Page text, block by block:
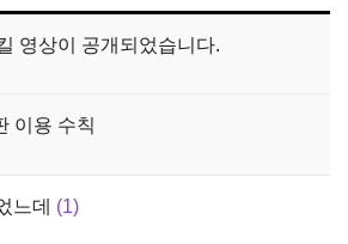
영상이 공개되었습니다.
이용 수칙
느데 1